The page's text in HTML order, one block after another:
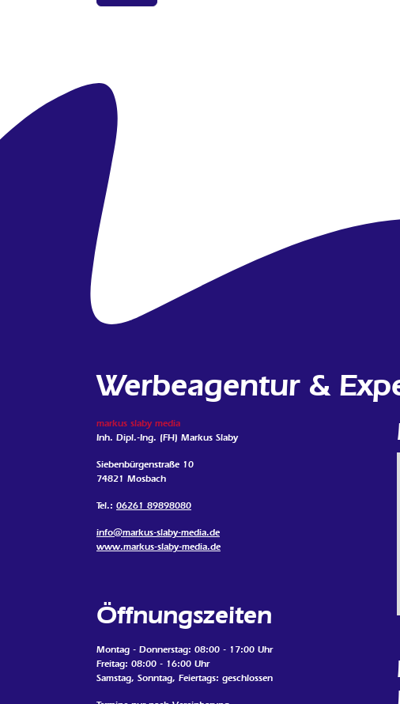
Werbeagentur &
markus slaby media
Inh. Dipl.-Ing. (FH) Markus Slaby
Siebenbürgenstraße 10
74821 Mosbach
Tel.: 06261 89898080
info@markus-slaby-media.de
www.markus-slaby-media.de
Öffnungszeiten
Montag - Donnerstag: 08:00 - 17:00 Uhr
Freitag: 08:00 - 16:00 Uhr
Samstag, Sonntag, Feiertags: geschlossen